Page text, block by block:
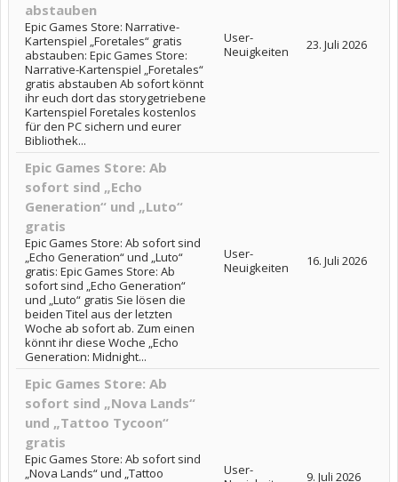
abstauben
Epic Games Store: Narrative-
Kartenspiel „Foretales“ gratis
abstauben: Epic Games Store:
Narrative-Kartenspiel „Foretales“
gratis abstauben Ab sofort könnt
ihr euch dort das storygetriebene
Kartenspiel Foretales kostenlos
für den PC sichern und eurer
Bibliothek...
User-
Neuigkeiten
23. Juli 2026
Epic Games Store: Ab
sofort sind „Echo
Generation“ und „Luto“
gratis
Epic Games Store: Ab sofort sind
„Echo Generation“ und „Luto“
gratis: Epic Games Store: Ab
sofort sind „Echo Generation“
und „Luto“ gratis Sie lösen die
beiden Titel aus der letzten
Woche ab sofort ab. Zum einen
könnt ihr diese Woche „Echo
Generation: Midnight...
User-
Neuigkeiten
16. Juli 2026
Epic Games Store: Ab
sofort sind „Nova Lands“
und „Tattoo Tycoon“
gratis
Epic Games Store: Ab sofort sind
„Nova Lands“ und „Tattoo
User-
9. Juli 2026